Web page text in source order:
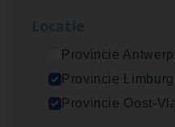
Provincie
Provincie Limburg
Provincie Oost-
Lees onze verhalen